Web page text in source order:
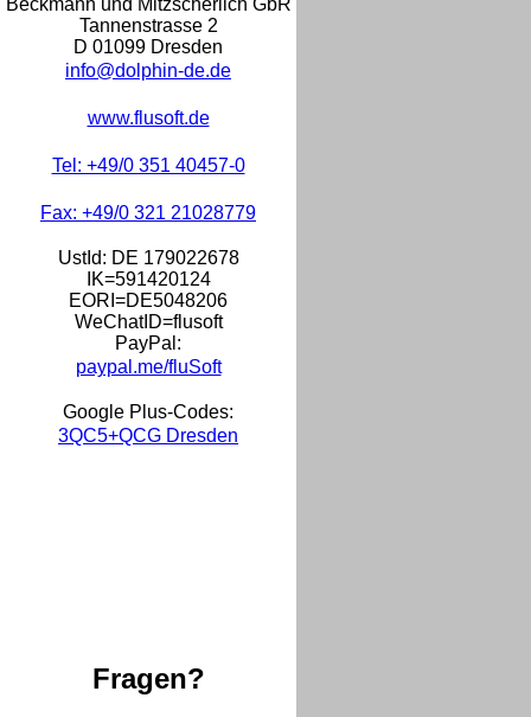
Beckmann und Mitzscherlich GbR
Tannenstrasse 2
D 01099 Dresden
info@dolphin-de.de
www.flusoft.de
Tel: +49/0 351 40457-0
Fax: +49/0 321 21028779
UstId: DE 179022678
IK=591420124
EORI=DE5048206
WeChatID=flusoft
PayPal:
paypal.me/fluSoft
Google Plus-Codes:
3QC5+QCG Dresden
Fragen?